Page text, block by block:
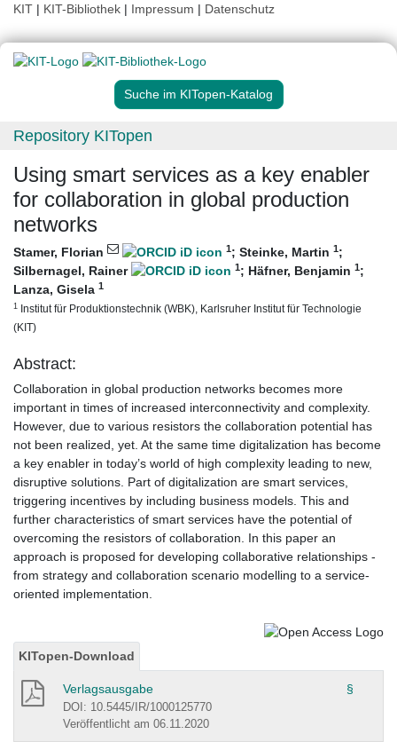
KIT | KIT-Bibliothek | Impressum | Datenschutz
Suche im KITopen-Katalog
Repository KITopen
Using smart services as a key enabler
for collaboration in global production
networks
Stamer, Florian 1; Steinke, Martin 1;
Silbernagel, Rainer
1; Häfner, Benjamin 1;
Lanza, Gisela 1
1 Institut für Produktionstechnik (WBK), Karlsruher Institut für Technologie
(KIT)
Abstract:
Collaboration in global production networks becomes more
important in times of increased interconnectivity and complexity.
However, due to various resistors the collaboration potential has
not been realized, yet. At the same time digitalization has become
a key enabler in today’s world of high complexity leading to new,
disruptive solutions. Part of digitalization are smart services,
triggering incentives by including business models. This and
further characteristics of smart services have the potential of
overcoming the resistors of collaboration. In this paper an
approach is proposed for developing collaborative relationships -
from strategy and collaboration scenario modelling to a service-
oriented implementation.
KITopen-Download
Verlagsausgabe §
DOI: 10.5445/IR/1000125770
Veröffentlicht am 06.11.2020